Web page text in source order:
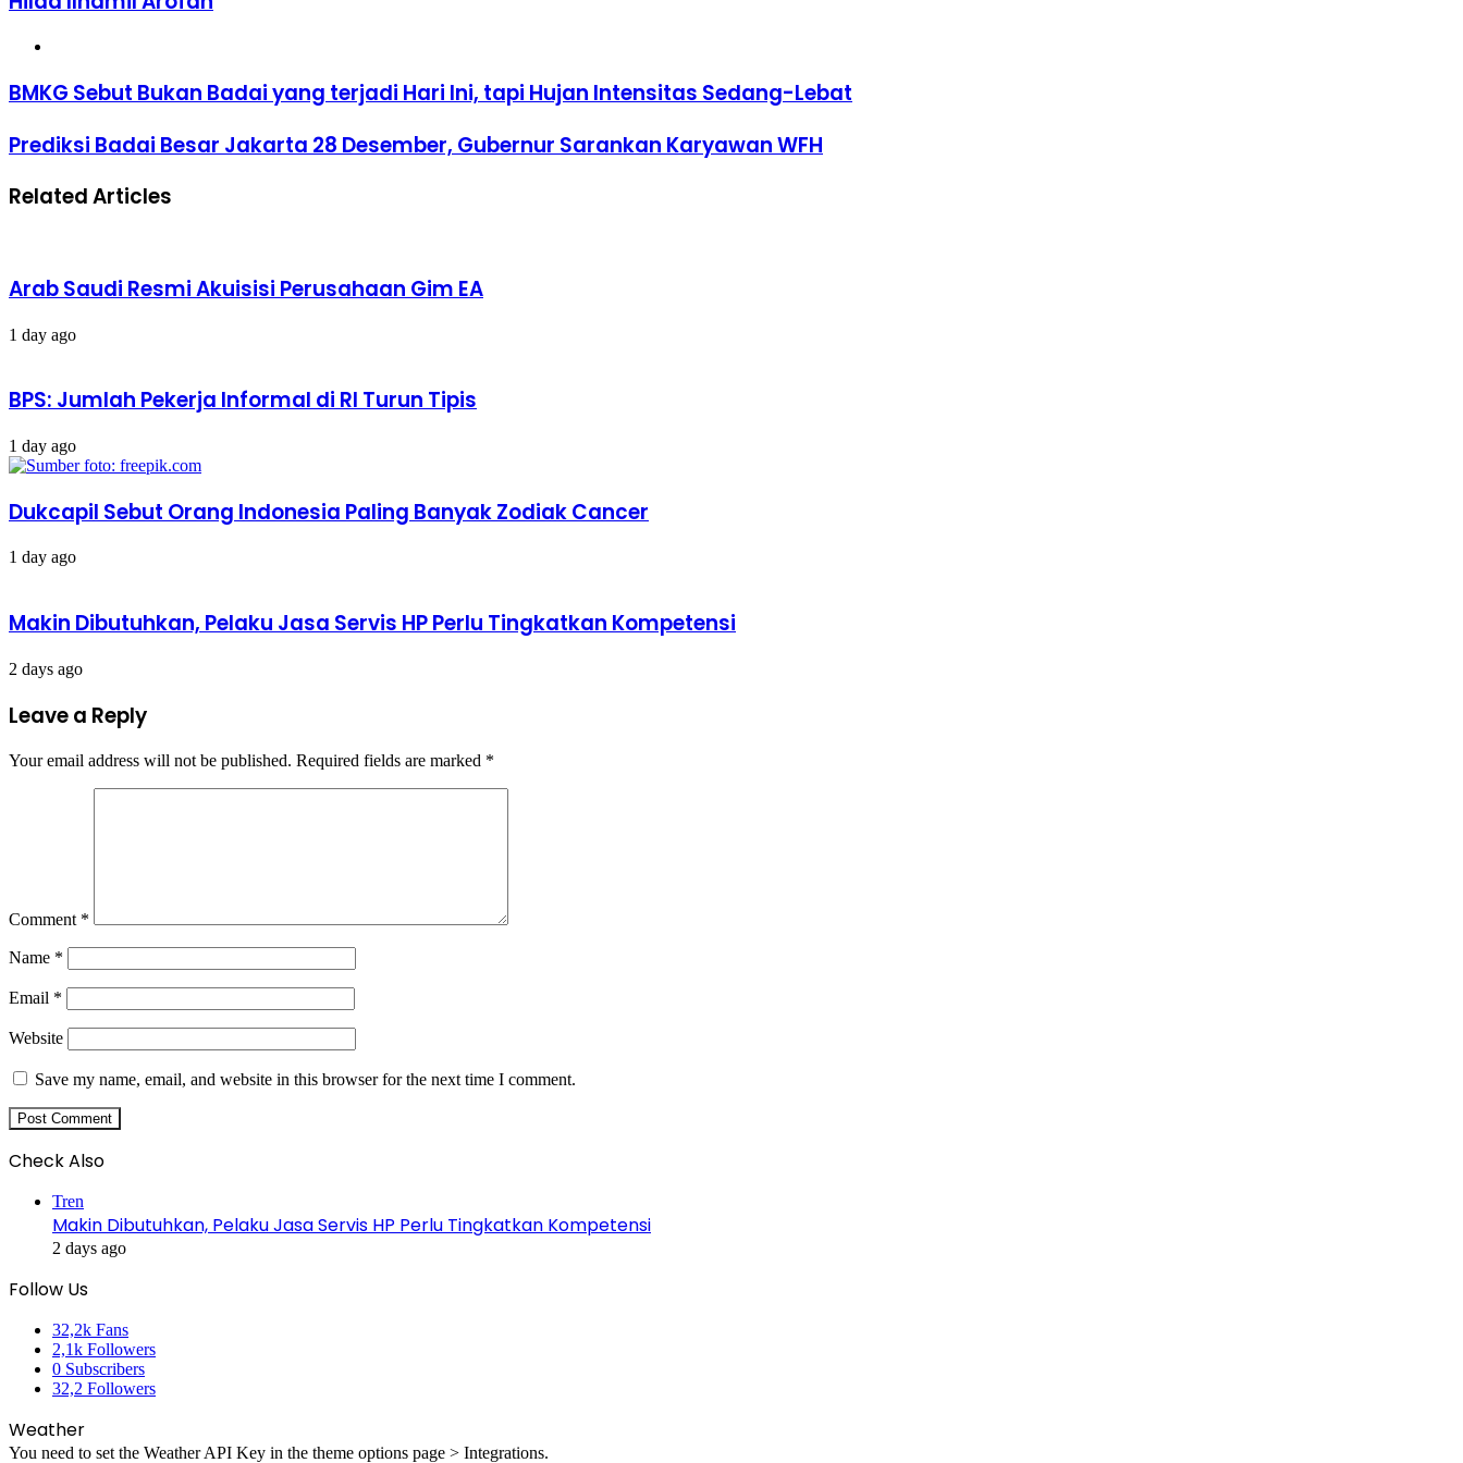
BMKG
Sebut
Badai
Hari
Intensitas
Sedang-
BMKG Sebut Bukan Badai yang terjadi Hari Ini, tapi Hujan Intensitas Sedang-Lebat
Prediksi
Badai
Jakarta
Karyawan
Prediksi Badai Besar Jakarta 28 Desember, Gubernur Sarankan Karyawan WFH
Related Articles
Arab Saudi Resmi Akuisisi Perusahaan Gim EA
1 day ago
BPS: Jumlah Pekerja Informal di RI Turun Tipis
1 day ago
Dukcapil Sebut Orang Indonesia Paling Banyak Zodiak Cancer
1 day ago
Makin Dibutuhkan, Pelaku Jasa Servis HP Perlu Tingkatkan Kompetensi
2 days ago
Leave a Reply
Your email address will not be published. Required fields are marked *
Comment *
Name *
Email *
Website
Save my name, email, and website in this browser for the next time I comment.
Check Also
Tren
Makin Dibutuhkan, Pelaku Jasa Servis HP Perlu Tingkatkan Kompetensi
2 days ago
Follow Us
32,2k Fans
2,1k Followers
0 Subscribers
32,2 Followers
Weather
You need to set the Weather API Key in the theme options page > Integrations.